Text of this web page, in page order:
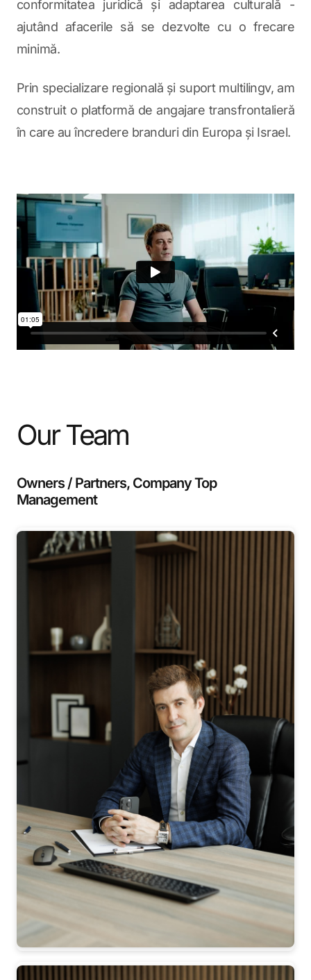
conformitatea juridică și adaptarea culturală -
ajutând afacerile să se dezvolte cu o frecare
minimă.
Prin specializare regională și suport multilingv, am
construit o platformă de angajare transfrontalieră
în care au încredere branduri din Europa și Israel.
Our Team
Owners / Partners, Company Top
Management